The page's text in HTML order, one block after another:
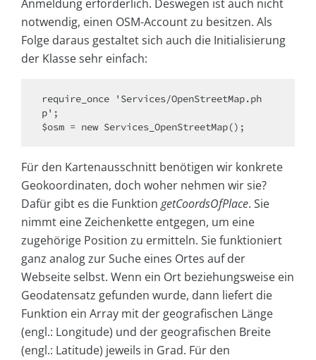
Anmeldung erforderlich. Deswegen ist auch nicht
notwendig, einen OSM-Account zu besitzen. Als
Folge daraus gestaltet sich auch die Initialisierung
der Klasse sehr einfach:
require_once 'Services/OpenStreetMap.ph
p';
$osm = new Services_OpenStreetMap();
Für den Kartenausschnitt benötigen wir konkrete
Geokoordinaten, doch woher nehmen wir sie?
Dafür gibt es die Funktion getCoordsOfPlace. Sie
nimmt eine Zeichenkette entgegen, um eine
zugehörige Position zu ermitteln. Sie funktioniert
ganz analog zur Suche eines Ortes auf der
Webseite selbst. Wenn ein Ort beziehungsweise ein
Geodatensatz gefunden wurde, dann liefert die
Funktion ein Array mit der geografischen Länge
(engl.: Longitude) und der geografischen Breite
(engl.: Latitude) jeweils in Grad. Für den